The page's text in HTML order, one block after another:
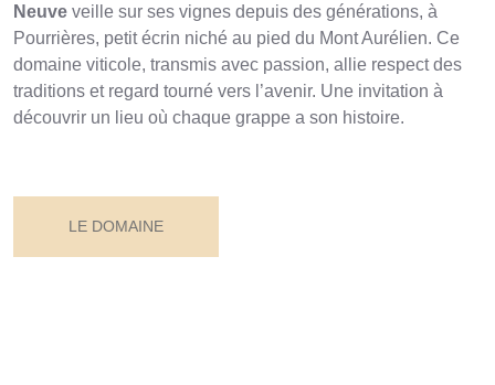
Neuve veille sur ses vignes depuis des générations, à
Pourrières, petit écrin niché au pied du Mont Aurélien. Ce
domaine viticole, transmis avec passion, allie respect des
traditions et regard tourné vers l’avenir. Une invitation à
découvrir un lieu où chaque grappe a son histoire.
LE DOMAINE